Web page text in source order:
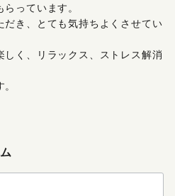
っています。
だき、とても気持ちよくさせてい
しく、リラックス、ストレス解消